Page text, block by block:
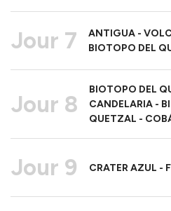
Jour 7
ANTIGUA -
BIOTOPO DEL
Jour 8
BIOTOPO DEL
CANDELARIA -
QUETZAL -
Jour 9 CRATER AZUL -